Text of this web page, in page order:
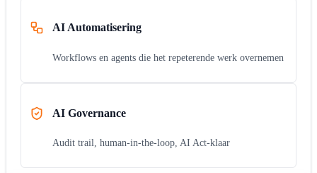
AI Automatisering
Workflows en agents die het repeterende werk overnemen
AI Governance
Audit trail, human-in-the-loop, AI Act-klaar